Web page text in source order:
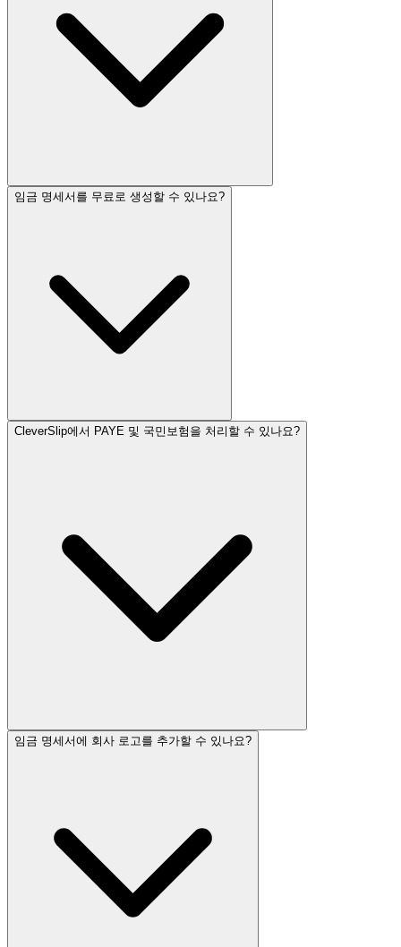
임금 명세서를 무료로 생성할 수 있나요?
CleverSlip에서 PAYE 및 국민보험을 처리할 수 있나요?
임금 명세서에 회사 로고를 추가할 수 있나요?